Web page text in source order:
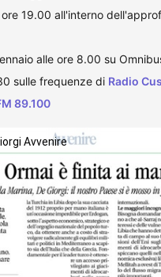
19.00 all'interno
alle ore 8.00 su
sulle frequenze di Radio
89.100
Avvenire